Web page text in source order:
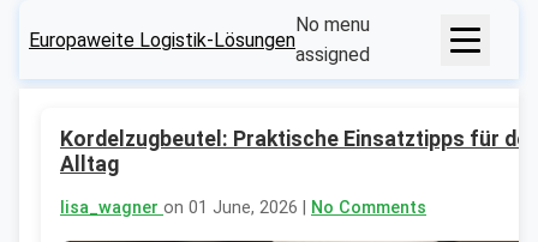
Europaweite Logistik-Lösungen
No menu
assigned
Kordelzugbeutel: Praktische Einsatztipps für
Alltag
lisa_wagner on 01 June, 2026 | No Comments